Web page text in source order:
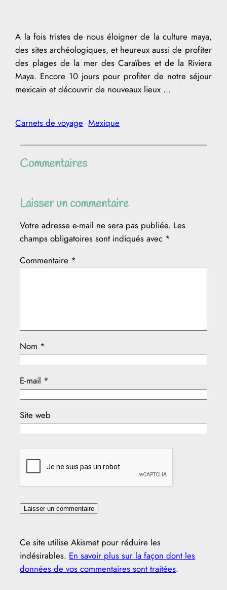
A la fois tristes de nous éloigner de la culture maya,
des sites archéologiques, et heureux aussi de profiter
des plages de la mer des Caraïbes et de la Riviera
Maya. Encore 10 jours pour profiter de notre séjour
mexicain et découvrir de nouveaux lieux …
Carnets de voyage Mexique
Commentaires
Laisser un commentaire
Votre adresse e-mail ne sera pas publiée. Les
champs obligatoires sont indiqués avec *
Commentaire *
Nom *
E-mail *
Site web
Ce site utilise Akismet pour réduire les
indésirables. En savoir plus sur la façon dont les
données de vos commentaires sont traitées.